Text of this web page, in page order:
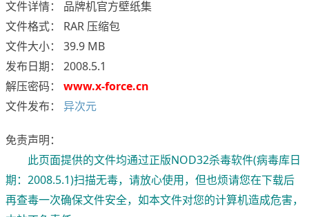
文件详情： 品牌机官方壁纸集
文件格式： RAR 压缩包
文件大小： 39.9 MB
发布日期： 2008.5.1
解压密码： www.x-force.cn
文件发布： 异次元
免责声明：
此页面提供的文件均通过正版NOD32杀毒软件(病毒库日
期：2008.5.1)扫描无毒，请放心使用，但也烦请您在下载后
再查毒一次确保文件安全，如本文件对您的计算机造成危害，